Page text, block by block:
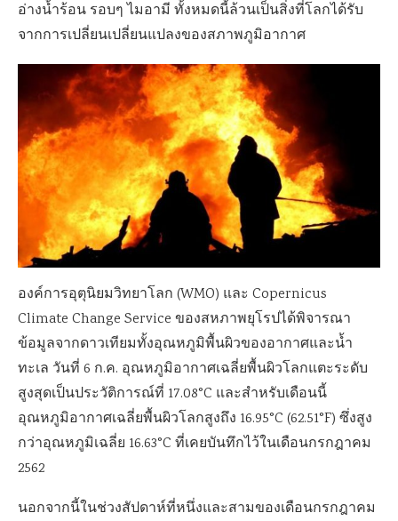
อ่างน้ำร้อน รอบๆ ไมอามี ทั้งหมดนี้ล้วนเป็นสิ่งที่โลกได้รับ
จากการเปลี่ยนเปลี่ยนแปลงของสภาพภูมิอากาศ
องค์การอุตุนิยมวิทยาโลก (WMO) และ Copernicus
Climate Change Service ของสหภาพยุโรปได้พิจารณา
ข้อมูลจากดาวเทียมทั้งอุณหภูมิพื้นผิวของอากาศและน้ำ
ทะเล วันที่ 6 ก.ค. อุณหภูมิอากาศเฉลี่ยพื้นผิวโลกแตะระดับ
สูงสุดเป็นประวัติการณ์ที่ 17.08°C และสำหรับเดือนนี้
อุณหภูมิอากาศเฉลี่ยพื้นผิวโลกสูงถึง 16.95°C (62.51°F) ซึ่งสูง
กว่าอุณหภูมิเฉลี่ย 16.63°C ที่เคยบันทึกไว้ในเดือนกรกฎาคม
2562
นอกจากนี้ในช่วงสัปดาห์ที่หนึ่งและสามของเดือนกรกฎาคม